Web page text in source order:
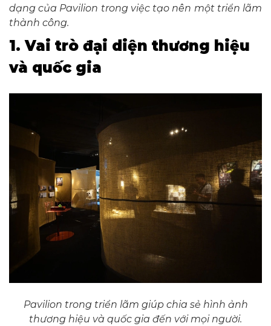
dạng của Pavilion trong việc tạo nên một triển lãm
thành công.
1. Vai trò đại diện thương hiệu
và quốc gia
Pavilion trong triển lãm giúp chia sẻ hình ảnh
thương hiệu và quốc gia đến với mọi người.